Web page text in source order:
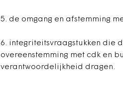
5. de omgang en afstemming
6. integriteitsvraagstukken die
overeenstemming met cdk en
verantwoordelijkheid dragen.